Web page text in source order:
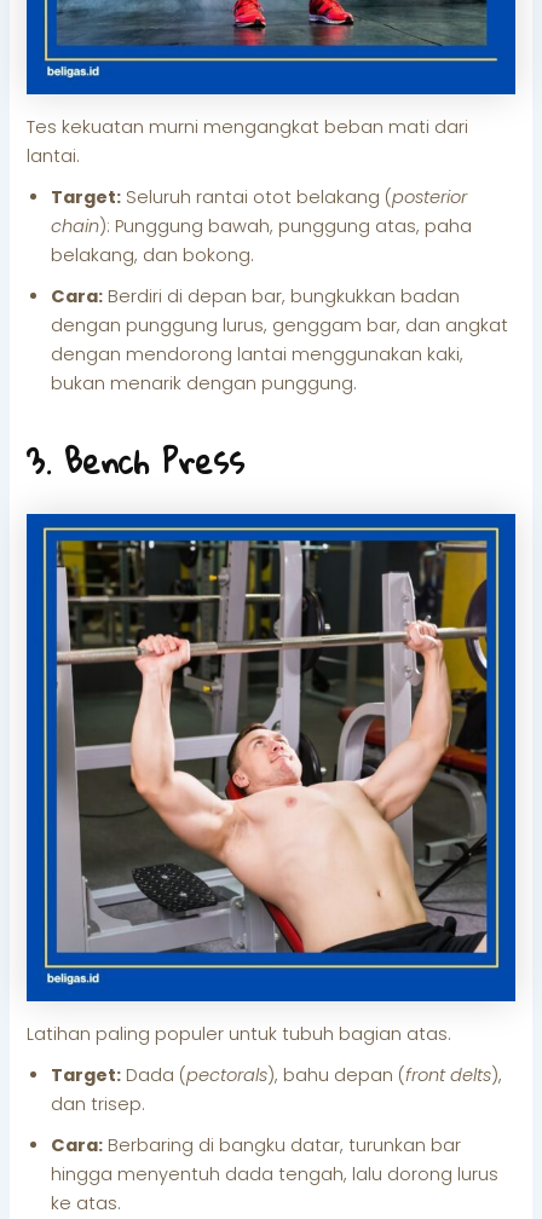
Tes kekuatan murni mengangkat beban mati dari
lantai.
Target: Seluruh rantai otot belakang (posterior
chain): Punggung bawah, punggung atas, paha
belakang, dan bokong.
Cara: Berdiri di depan bar, bungkukkan badan
dengan punggung lurus, genggam bar, dan angkat
dengan mendorong lantai menggunakan kaki,
bukan menarik dengan punggung.
3. Bench Press
Latihan paling populer untuk tubuh bagian atas.
Target: Dada (pectorals), bahu depan (front delts),
dan trisep.
Cara: Berbaring di bangku datar, turunkan bar
hingga menyentuh dada tengah, lalu dorong lurus
ke atas.